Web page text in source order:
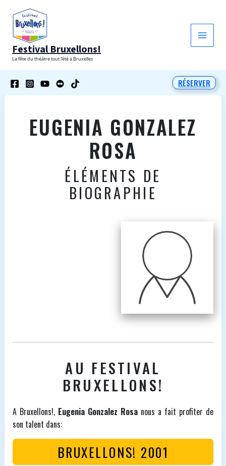
contenu
Festival Bruxellons!
La fête du théâtre tout l'été à Bruxelles
RÉSERVER
EUGENIA GONZALEZ
ROSA
ÉLÉMENTS DE
BIOGRAPHIE
AU FESTIVAL
BRUXELLONS!
A Bruxellons!, Eugenia Gonzalez Rosanous a fait profiter de
son talent dans:
BRUXELLONS! 2001